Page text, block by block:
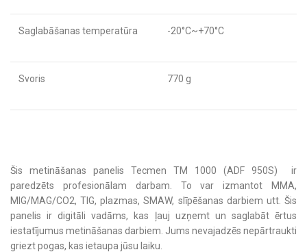
Saglabāšanas temperatūra -20°C~+70°C
Svoris 770 g
Šis metināšanas panelis Tecmen TM 1000 (ADF 950S) ir
paredzēts profesionālam darbam. To var izmantot MMA,
MIG/MAG/CO2, TIG, plazmas, SMAW, slīpēšanas darbiem utt. Šis
panelis ir digitāli vadāms, kas ļauj uzņemt un saglabāt ērtus
iestatījumus metināšanas darbiem. Jums nevajadzēs nepārtraukti
griezt pogas, kas ietaupa jūsu laiku.